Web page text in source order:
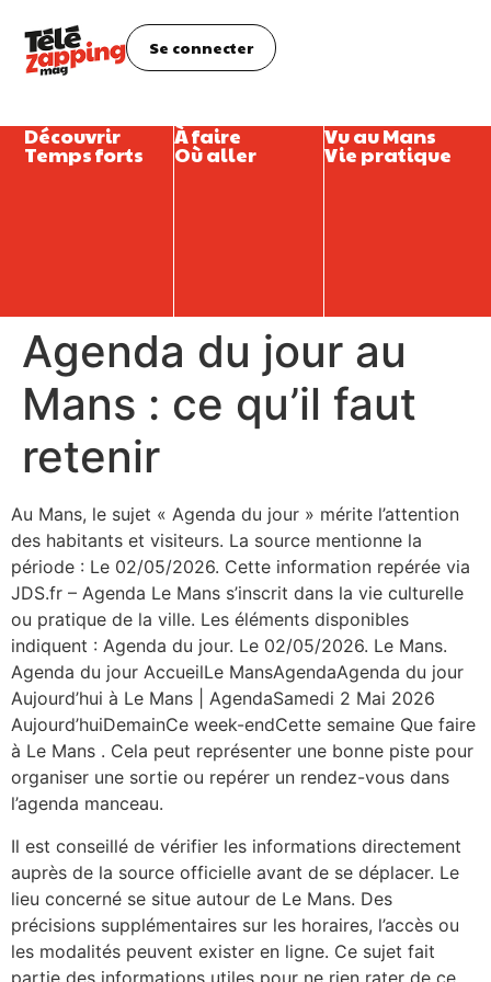
Se connecter
Découvrir
Temps forts
À faire
Où aller
Vu au Mans
Vie pratique
Agenda du jour au
Mans : ce qu’il faut
retenir
Au Mans, le sujet « Agenda du jour » mérite l’attention
des habitants et visiteurs. La source mentionne la
période : Le 02/05/2026. Cette information repérée via
JDS.fr – Agenda Le Mans s’inscrit dans la vie culturelle
ou pratique de la ville. Les éléments disponibles
indiquent : Agenda du jour. Le 02/05/2026. Le Mans.
Agenda du jour AccueilLe MansAgendaAgenda du jour
Aujourd’hui à Le Mans | AgendaSamedi 2 Mai 2026
Aujourd’huiDemainCe week-endCette semaine Que faire
à Le Mans . Cela peut représenter une bonne piste pour
organiser une sortie ou repérer un rendez-vous dans
l’agenda manceau.
Il est conseillé de vérifier les informations directement
auprès de la source officielle avant de se déplacer. Le
lieu concerné se situe autour de Le Mans. Des
précisions supplémentaires sur les horaires, l’accès ou
les modalités peuvent exister en ligne. Ce sujet fait
partie des informations utiles pour ne rien rater de ce